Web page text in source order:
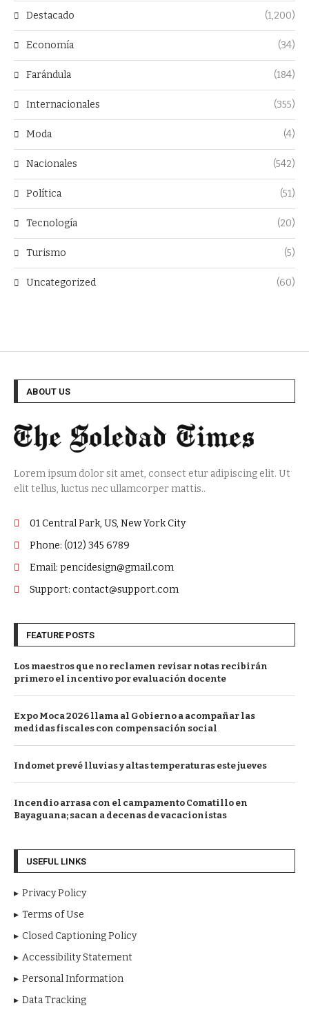
Destacado (1,200)
Economía (34)
Farándula (184)
Internacionales (355)
Moda (4)
Nacionales (542)
Política (51)
Tecnología (20)
Turismo (5)
Uncategorized (60)
ABOUT US
Lorem ipsum dolor sit amet, consect etur adipiscing elit. Ut
elit tellus, luctus nec ullamcorper mattis..
01 Central Park, US, New York City
Phone: (012) 345 6789
Email: pencidesign@gmail.com
Support: contact@support.com
FEATURE POSTS
Los maestros que no reclamen revisar notas recibirán
primero el incentivo por evaluación docente
Expo Moca 2026 llama al Gobierno a acompañar las
medidas fiscales con compensación social
Indomet prevé lluvias y altas temperaturas este jueves
Incendio arrasa con el campamento Comatillo en
Bayaguana; sacan a decenas de vacacionistas
USEFUL LINKS
Privacy Policy
Terms of Use
Closed Captioning Policy
Accessibility Statement
Personal Information
Data Tracking